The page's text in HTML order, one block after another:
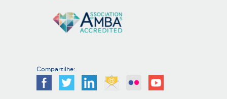
Compartilhe: